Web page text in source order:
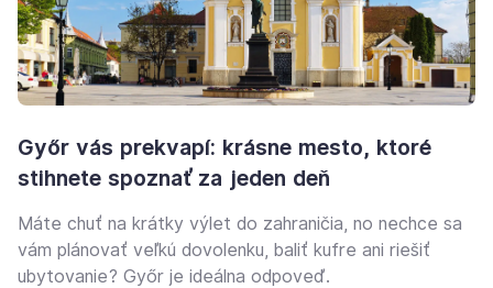
Győr vás prekvapí: krásne mesto, ktoré
stihnete spoznať za jeden deň
Máte chuť na krátky výlet do zahraničia, no nechce sa
vám plánovať veľkú dovolenku, baliť kufre ani riešiť
ubytovanie? Győr je ideálna odpoveď.